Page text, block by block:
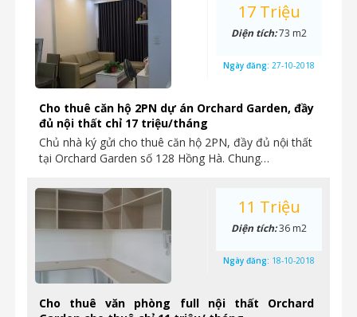
Cho thuê căn hộ 2PN dự án Orchard Garden, đầy
đủ nội thất chỉ 17 triệu/tháng
Chủ nhà ký gửi cho thuê căn hộ 2PN, đầy đủ nội thất
tại Orchard Garden số 128 Hồng Hà. Chung…
17 Triệu
Diện tích:73 m2
Ngày đăng: 27-10-2018
Cho thuê văn phòng full nội thất Orchard
11 Triệu
Diện tích:36 m2
Ngày đăng: 18-10-2018